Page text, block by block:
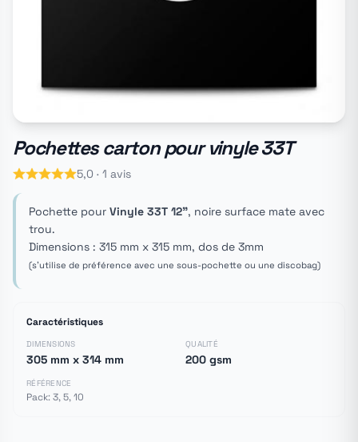
Pochettes carton pour vinyle 33T
5,0 · 1 avis
Pochette pour Vinyle 33T 12", noire surface mate avec
trou.
Dimensions : 315 mm x 315 mm, dos de 3mm
(s'utilise de préférence avec une sous-pochette ou une discobag)
Caractéristiques
DIMENSIONS
305 mm x 314 mm
QUALITÉ
200 gsm
RÉFÉRENCE
Pack: 3, 5, 10